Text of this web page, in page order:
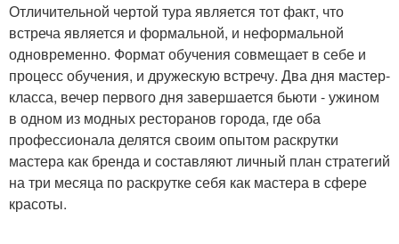
Отличительной чертой тура является тот факт, что
встреча является и формальной, и неформальной
одновременно. Формат обучения совмещает в себе и
процесс обучения, и дружескую встречу. Два дня мастер-
класса, вечер первого дня завершается бьюти - ужином
в одном из модных ресторанов города, где оба
профессионала делятся своим опытом раскрутки
мастера как бренда и составляют личный план стратегий
на три месяца по раскрутке себя как мастера в сфере
красоты.